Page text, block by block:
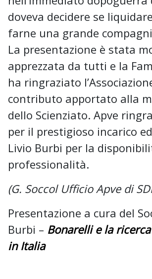
doveva decidere se
farne una grande
La presentazione è stata
apprezzata da tutti e la
ha ringraziato
contributo apportato alla
dello Scienziato. Apve
per il prestigioso incarico
Livio Burbi per la
professionalità.
(G. Soccol Ufficio Apve di
Presentazione a cura del
Burbi – Bonarelli e la
in Italia